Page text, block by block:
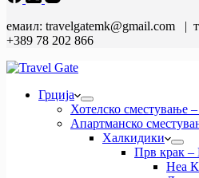
емаил: travelgatemk@gmail.com |
+389 78 202 866
Грција
Хотелско сместување –
Апартманско
Халкидики
Прв крак –
Неа